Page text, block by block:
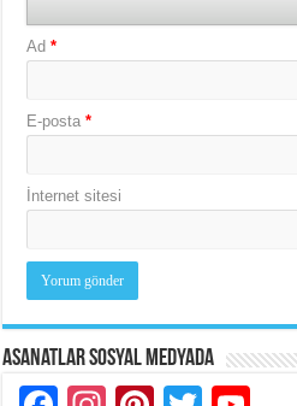
Ad*
E-posta*
İnternet sitesi
Asanatlar Sosyal Medyada